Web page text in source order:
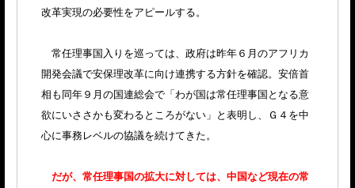
改革実現の必要性をアピールする。
常任理事国入りを巡っては、政府は昨年６月のアフリカ
開発会議で安保理改革に向け連携する方針を確認。安倍首
相も同年９月の国連総会で「わが国は常任理事国となる意
欲にいささかも変わるところがない」と表明し、Ｇ４を中
心に事務レベルの協議を続けてきた。
だが、常任理事国の拡大に対しては、中国など現在の常